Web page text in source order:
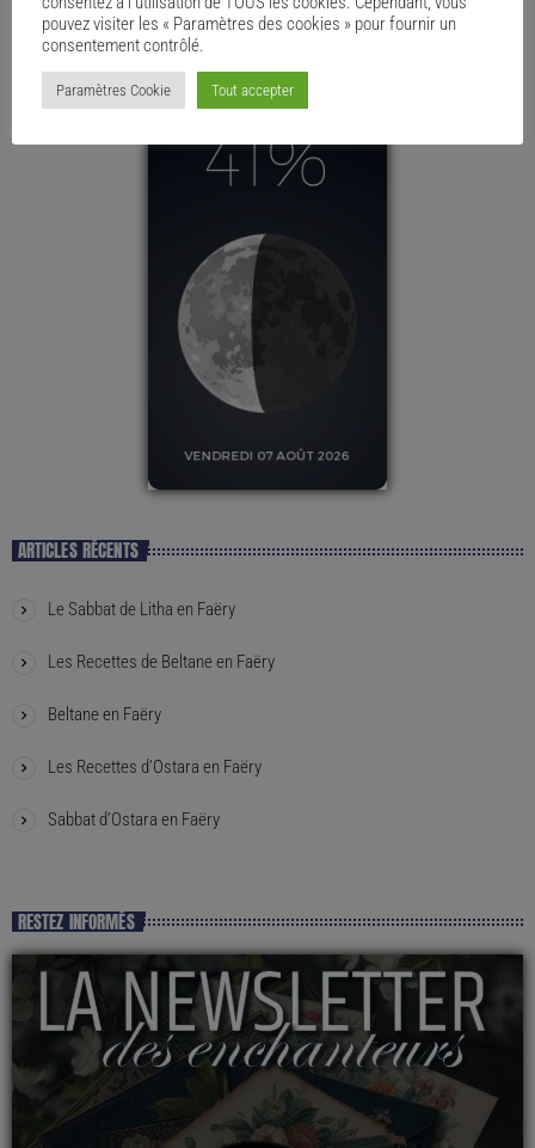
ARTICLES RÉCENTS
Le Sabbat de Litha en Faëry
Les Recettes de Beltane en Faëry
Beltane en Faëry
Les Recettes d’Ostara en Faëry
Sabbat d’Ostara en Faëry
RESTEZ INFORMÉS
pouvez visiter les « Paramètres des cookies » pour fournir un
consentement contrôlé.
Paramètres Cookie Tout accepter